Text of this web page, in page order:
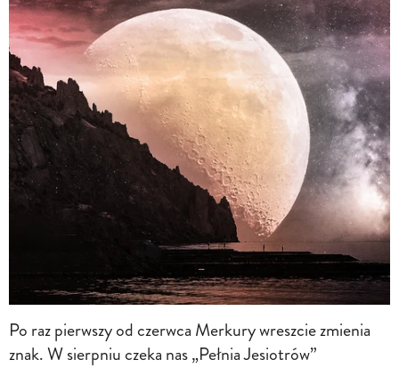
Po raz pierwszy od czerwca Merkury wreszcie zmienia
znak. W sierpniu czeka nas „Pełnia Jesiotrów”